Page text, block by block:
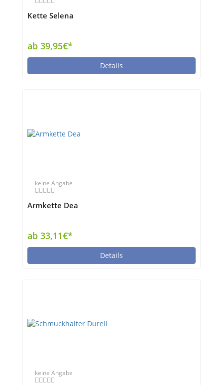
Kette Selena
ab 39,95€*
Details
keine Angabe
Armkette Dea
ab 33,11€*
Details
keine Angabe